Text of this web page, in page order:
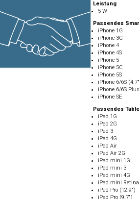
Leistung
5 W
Passendes
iPhone 1G
iPhone 3G
iPhone 4
iPhone 4S
iPhone 5
iPhone 5C
iPhone 5S
iPhone 6/6S
iPhone 6/6S
iPhone SE
Passendes
iPad 1G
iPad 2G
iPad 3
iPad 4G
iPad Air
iPad Air 2G
iPad mini 1G
iPad mini 3
iPad mini 4G
iPad mini Retina
iPad Pro (12.9")
iPad Pro (9.7")